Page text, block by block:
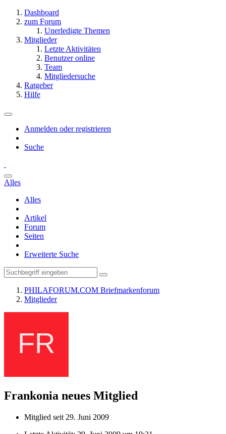
Dashboard
zum Forum
Unerledigte Themen
Mitglieder
Letzte Aktivitäten
Benutzer online
Team
Mitgliedersuche
Ratgeber
Hilfe
Anmelden oder registrieren
Suche
Alles
Alles
Artikel
Forum
Seiten
Erweiterte Suche
PHILAFORUM.COM Briefmarkenforum
Mitglieder
Frankonia neues Mitglied
Mitglied seit 29. Juni 2009